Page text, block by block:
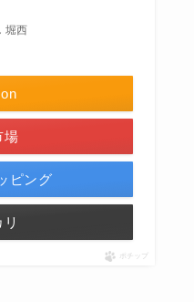
堀西
場
ピング
ポチップ